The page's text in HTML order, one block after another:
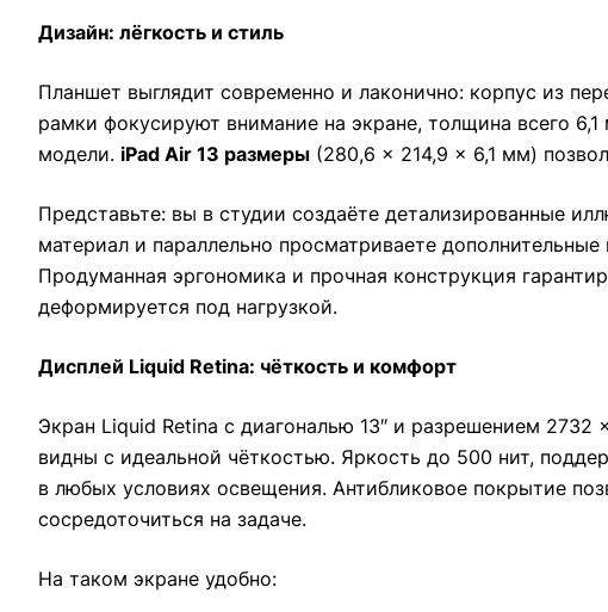
Дизайн: лёгкость и стиль
Планшет выглядит современно и лаконично: корпус из
рамки фокусируют внимание на экране, толщина всего
модели. iPad Air 13 размеры (280,6 × 214,9 × 6,1 мм)
Представьте: вы в студии создаёте детализированные
материал и параллельно просматриваете
Продуманная эргономика и прочная конструкция
деформируется под нагрузкой.
Дисплей Liquid Retina: чёткость и комфорт
Экран Liquid Retina с диагональю 13″ и разрешением
видны с идеальной чёткостью. Яркость до 500 нит,
в любых условиях освещения. Антибликовое покрытие
сосредоточиться на задаче.
На таком экране удобно: